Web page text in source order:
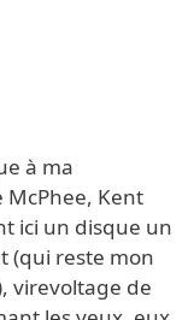
à ma
McPhee, Kent
ici un disque un
(qui reste mon
virevoltage de